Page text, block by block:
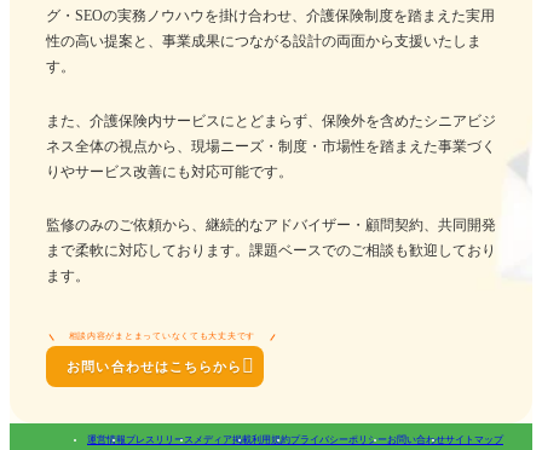
グ・SEOの実務ノウハウを掛け合わせ、介護保険制度を踏まえた実用
性の高い提案と、事業成果につながる設計の両面から支援いたしま
す。
また、介護保険内サービスにとどまらず、保険外を含めたシニアビジ
ネス全体の視点から、現場ニーズ・制度・市場性を踏まえた事業づく
りやサービス改善にも対応可能です。
監修のみのご依頼から、継続的なアドバイザー・顧問契約、共同開発
まで柔軟に対応しております。課題ベースでのご相談も歓迎しており
ます。
相談内容がまとまっていなくても大丈夫です
お問い合わせはこちらから 
運営情報プレスリリース メディア掲載利用規約プライバシーポリシー お問い合わせサイトマップ